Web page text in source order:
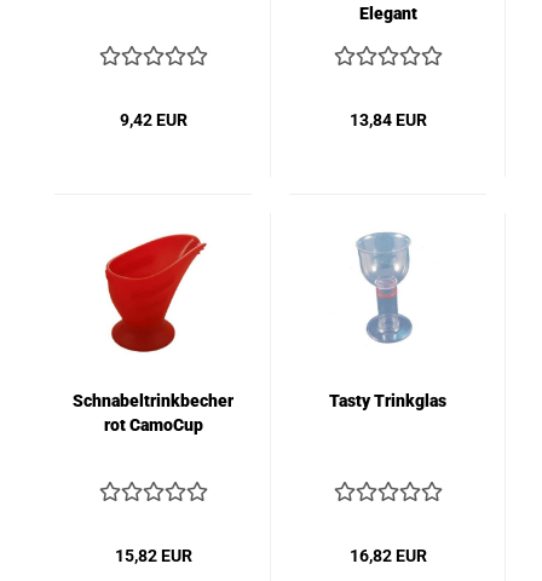
9,42 EUR
Elegant
13,84 EUR
Schnabeltrinkbecher
rot CamoCup
15,82 EUR
Tasty Trinkglas
16,82 EUR